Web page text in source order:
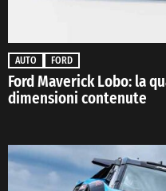
AUTO FORD
Ford Maverick Lobo: la
dimensioni contenute